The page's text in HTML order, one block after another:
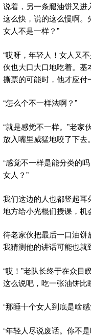
说着，另一条腿油饼又进
这么快，说的这么慢啊。
女人不是一样？”
“哎呀，年轻人！女人又
伙也大口大口地吃着。
撕票的可能时，他才应付
“怎么个不一样法啊？”
“就是感觉不一样。”老家
放入嘴里威猛地咬了下去。
“感觉不一样是能分类的
女人？”
我们这边的人也都竖起耳
地方给小光棍们授课，机
待老家伙把最后一口油饼
我猜测他的讲话可能也就
“哎！”老队长终于在众目
这么说吧，吃一张油饼比
“那睡十个女人到底是啥
“年轻人尽说废话。你不